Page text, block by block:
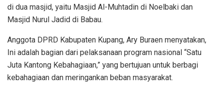
di dua masjid, yaitu Masjid Al-Muhtadin di Noelbaki dan
Masjid Nurul Jadid di Babau.
Anggota DPRD Kabupaten Kupang, Ary Buraen menyatakan,
Ini adalah bagian dari pelaksanaan program nasional “Satu
Juta Kantong Kebahagiaan,” yang bertujuan untuk berbagi
kebahagiaan dan meringankan beban masyarakat.